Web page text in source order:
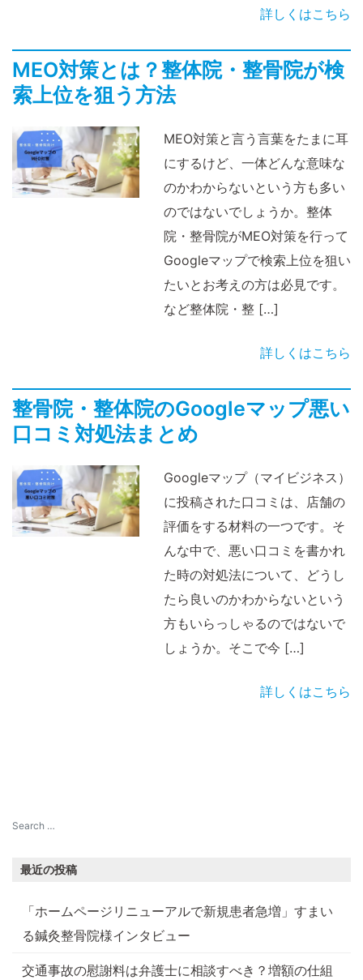
詳しくはこちら
MEO対策とは？整体院・整骨院が検
索上位を狙う方法
MEO対策と言う言葉をたまに耳
にするけど、一体どんな意味な
のかわからないという方も多い
のではないでしょうか。整体
院・整骨院がMEO対策を行って
Googleマップで検索上位を狙い
たいとお考えの方は必見です。
など整体院・整 […]
詳しくはこちら
整骨院・整体院のGoogleマップ悪い
口コミ対処法まとめ
Googleマップ（マイビジネス）
に投稿された口コミは、店舗の
評価をする材料の一つです。そ
んな中で、悪い口コミを書かれ
た時の対処法について、どうし
たら良いのかわからないという
方もいらっしゃるのではないで
しょうか。そこで今 […]
詳しくはこちら
最近の投稿
「ホームページリニューアルで新規患者急増」すまい
る鍼灸整骨院様インタビュー
交通事故の慰謝料は弁護士に相談すべき？増額の仕組